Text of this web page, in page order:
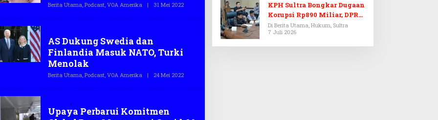
.
O
Berita Utama, Podcast, VOA Amerika | 31 Mei 2022O
E
C
AS Dukung Swedia dan
Finlandia Masuk NATO, Turki
Menolak
Berita Utama, Podcast, VOA Amerika | 24 Mei 2022O
E
,
Upaya Perbarui Komitmen
KPH Sultra Bongkar Dugaan
Korupsi Rp890 Miliar, DPRD
Sultra Gelar RDP
Di Berita Utama, Hukum, Sultra
7 Juli 2026